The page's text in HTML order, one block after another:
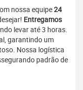
nossa equipe24
Entregamos
levar até 3 horas.
garantindo um
Nossa logística
padrão de